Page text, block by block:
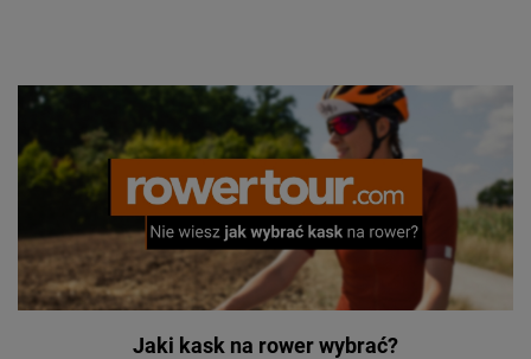
Jaki kask na rower wybrać?